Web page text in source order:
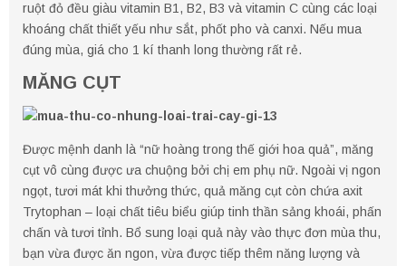
ruột đỏ đều giàu vitamin B1, B2, B3 và vitamin C cùng các loại
khoáng chất thiết yếu như sắt, phốt pho và canxi. Nếu mua
đúng mùa, giá cho 1 kí thanh long thường rất rẻ.
MĂNG CỤT
Được mệnh danh là “nữ hoàng trong thế giới hoa quả”, măng
cụt vô cùng được ưa chuộng bởi chị em phụ nữ. Ngoài vị ngon
ngọt, tươi mát khi thưởng thức, quả măng cụt còn chứa axit
Trytophan – loại chất tiêu biểu giúp tinh thần sảng khoái, phấn
chấn và tươi tỉnh. Bổ sung loại quả này vào thực đơn mùa thu,
bạn vừa được ăn ngon, vừa được tiếp thêm năng lượng và